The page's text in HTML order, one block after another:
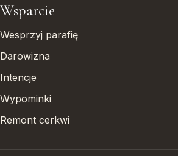
Wsparcie
Wesprzyj parafię
Darowizna
Intencje
Wypominki
Remont cerkwi